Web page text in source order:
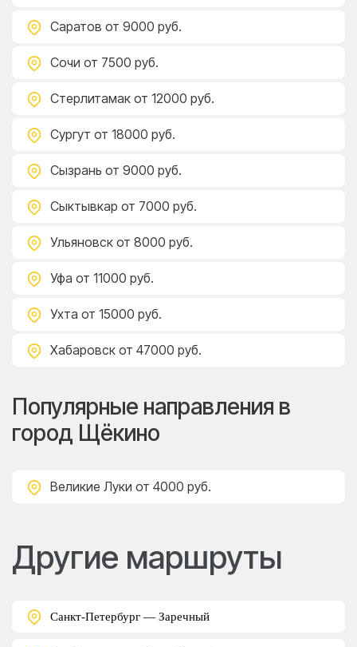
Саратов от 9000 руб.
Сочи от 7500 руб.
Стерлитамак от 12000 руб.
Сургут от 18000 руб.
Сызрань от 9000 руб.
Сыктывкар от 7000 руб.
Ульяновск от 8000 руб.
Уфа от 11000 руб.
Ухта от 15000 руб.
Хабаровск от 47000 руб.
Популярные направления в
город Щёкино
Великие Луки от 4000 руб.
Другие маршруты
Санкт-Петербург — Заречный